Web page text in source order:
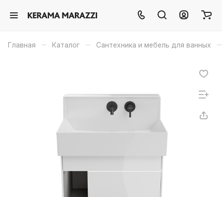
Главная – Каталог – Сантехника и мебель для ванных –